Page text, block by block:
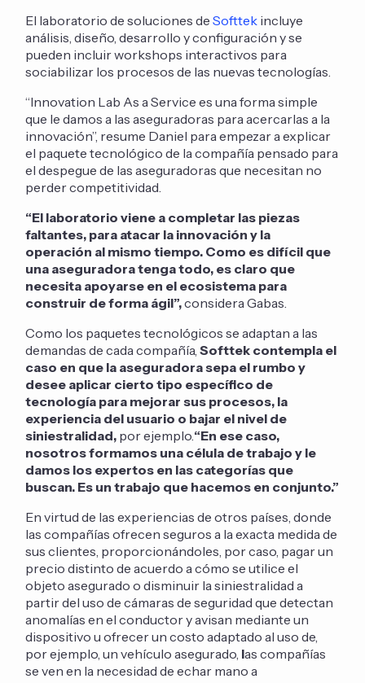
El laboratorio de soluciones deSofttek incluye
análisis, diseño, desarrollo y configuración y se
pueden incluir workshops interactivos para
sociabilizar los procesos de las nuevas tecnologías.
“Innovation Lab As a Service es una forma simple
que le damos a las aseguradoras para acercarlas a la
innovación”, resume Daniel para empezar a explicar
el paquete tecnológico de la compañía pensado para
el despegue de las aseguradoras que necesitan no
perder competitividad.
“El laboratorio viene a completar las piezas
faltantes, para atacar la innovación y la
operación al mismo tiempo. Como es difícil que
una aseguradora tenga todo, es claro que
necesita apoyarse en el ecosistema para
construir de forma ágil”,considera Gabas.
Como los paquetes tecnológicos se adaptan a las
demandas de cada compañía,Softtek contempla el
caso en que la aseguradora sepa el rumbo y
desee aplicar cierto tipo específico de
tecnología para mejorar sus procesos, la
experiencia del usuario o bajar el nivel de
siniestralidad, por ejemplo.“En ese caso,
nosotros formamos una célula de trabajo y le
damos los expertos en las categorías que
buscan. Es un trabajo que hacemos en conjunto.”
En virtud de las experiencias de otros países, donde
las compañías ofrecen seguros a la exacta medida de
sus clientes, proporcionándoles, por caso, pagar un
precio distinto de acuerdo a cómo se utilice el
objeto asegurado o disminuir la siniestralidad a
partir del uso de cámaras de seguridad que detectan
anomalías en el conductor y avisan mediante un
dispositivo u ofrecer un costo adaptado al uso de,
por ejemplo, un vehículo asegurado, las compañías
se ven en la necesidad de echar mano a